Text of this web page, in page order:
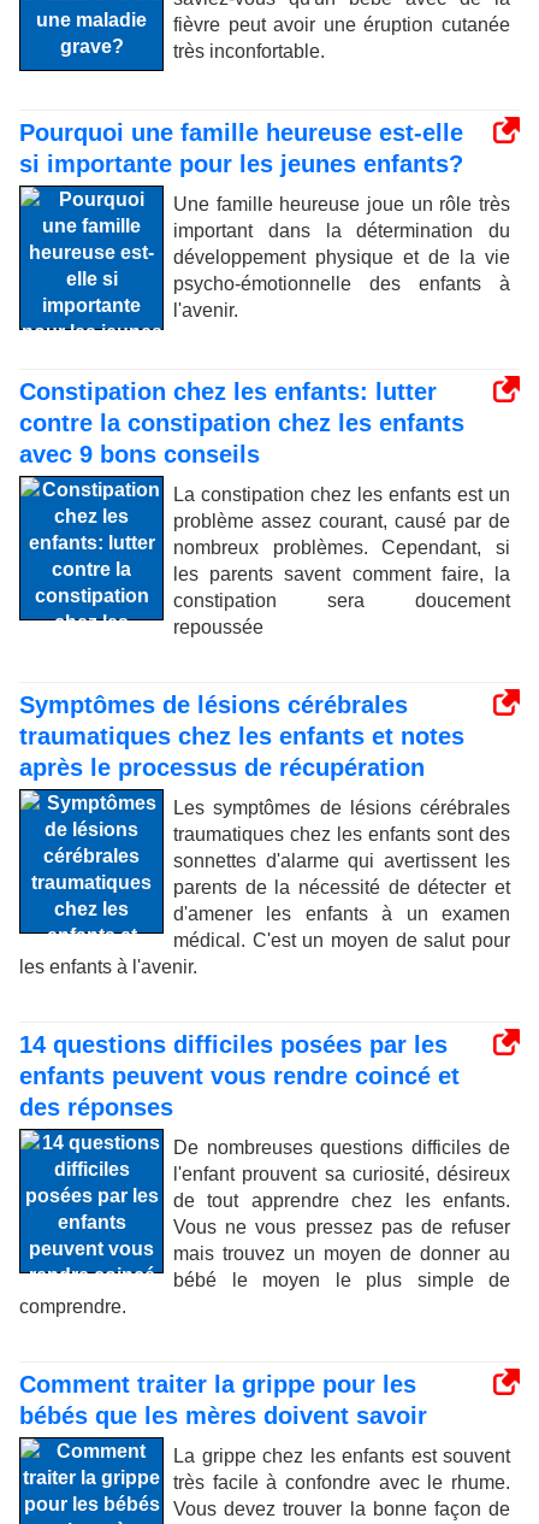
fièvre peut avoir une éruption cutanée
très inconfortable.
Pourquoi une famille heureuse est-elle
si importante pour les jeunes enfants?
Une famille heureuse joue un rôle très
important dans la détermination du
développement physique et de la vie
psycho-émotionnelle des enfants à
l'avenir.
Constipation chez les enfants: lutter
contre la constipation chez les enfants
avec 9 bons conseils
La constipation chez les enfants est un
problème assez courant, causé par de
nombreux problèmes. Cependant, si
les parents savent comment faire, la
constipation sera doucement
repoussée
Symptômes de lésions cérébrales
traumatiques chez les enfants et notes
après le processus de récupération
Les symptômes de lésions cérébrales
traumatiques chez les enfants sont des
sonnettes d'alarme qui avertissent les
parents de la nécessité de détecter et
d'amener les enfants à un examen
médical. C'est un moyen de salut pour
les enfants à l'avenir.
14 questions difficiles posées par les
enfants peuvent vous rendre coincé et
des réponses
De nombreuses questions difficiles de
l'enfant prouvent sa curiosité, désireux
de tout apprendre chez les enfants.
Vous ne vous pressez pas de refuser
mais trouvez un moyen de donner au
bébé le moyen le plus simple de
comprendre.
Comment traiter la grippe pour les
bébés que les mères doivent savoir
La grippe chez les enfants est souvent
très facile à confondre avec le rhume.
Vous devez trouver la bonne façon de